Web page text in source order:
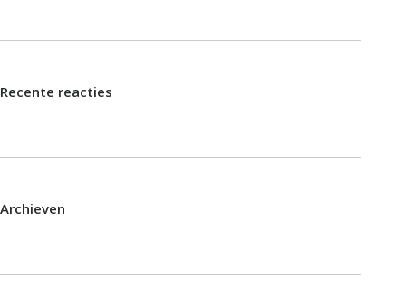
Recente reacties
Archieven